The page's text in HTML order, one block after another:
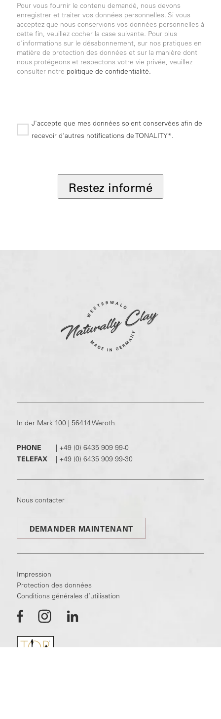
Pour vous fournir le contenu demandé, nous devons
enregistrer et traiter vos données personnelles. Si vous
acceptez que nous conservions vos données personnelles à
cette fin, veuillez cocher la case suivante. Pour plus
d'informations sur le désabonnement, sur nos pratiques en
matière de protection des données et sur la manière dont
nous protégeons et respectons votre vie privée, veuillez
consulter notre politique de confidentialité.
J'accepte que mes données soient conservées afin de
recevoir d'autres notifications de TONALITY*.
Restez informé
In der Mark 100 | 56414 Weroth
PHONE
+49 (0) 6435 909 99-0
TELEFAX
+49 (0) 6435 909 99-30
Nous contacter
DEMANDER MAINTENANT
Impression
Protection des données
Conditions générales d’utilisation